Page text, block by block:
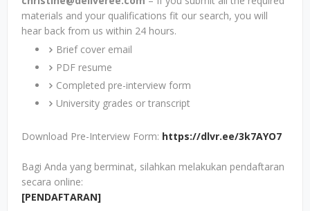
materials and your qualifications fit our search, you will
hear back from us within 24 hours.
Brief cover email
PDF resume
Completed pre-interview form
University grades or transcript
Download Pre-Interview Form: https://dlvr.ee/3k7AYO7
Bagi Anda yang berminat, silahkan melakukan pendaftaran
secara online:
[PENDAFTARAN]